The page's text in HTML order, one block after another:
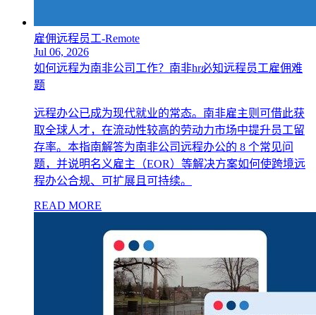
雇佣远程员工-Remote
Jul 06, 2026
如何远程为南非公司工作？南非hr必知远程员工雇佣难
题
远程办公已成为现代就业的常态。南非雇主则可借此获
取全球人才，在流动性较高的劳动力市场中提升员工留
存率。本指南解答为南非公司远程办公的 8 个常见问
题，并说明名义雇主（EOR）等解决方案如何使跨境远
程办公合规、可扩展且可持续。
READ MORE